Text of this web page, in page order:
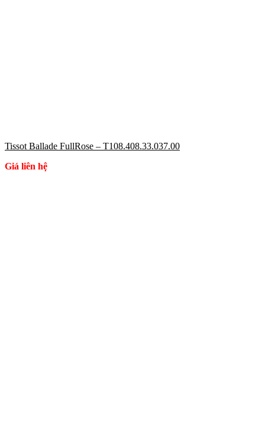
Tissot Ballade FullRose – T108.408.33.037.00
Giá liên hệ